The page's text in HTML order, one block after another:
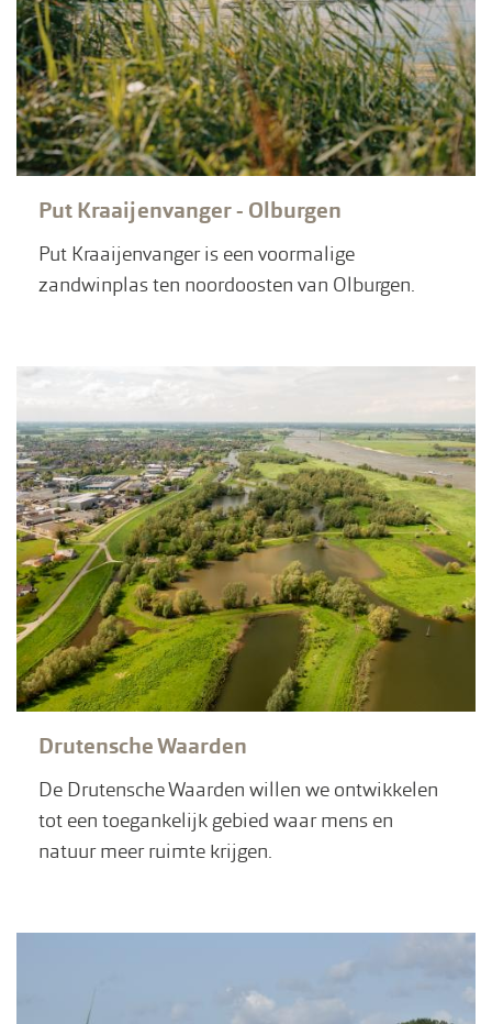
Put Kraaijenvanger - Olburgen
Put Kraaijenvanger is een voormalige
zandwinplas ten noordoosten van Olburgen.
Drutensche Waarden
De Drutensche Waarden willen we ontwikkelen
tot een toegankelijk gebied waar mens en
natuur meer ruimte krijgen.